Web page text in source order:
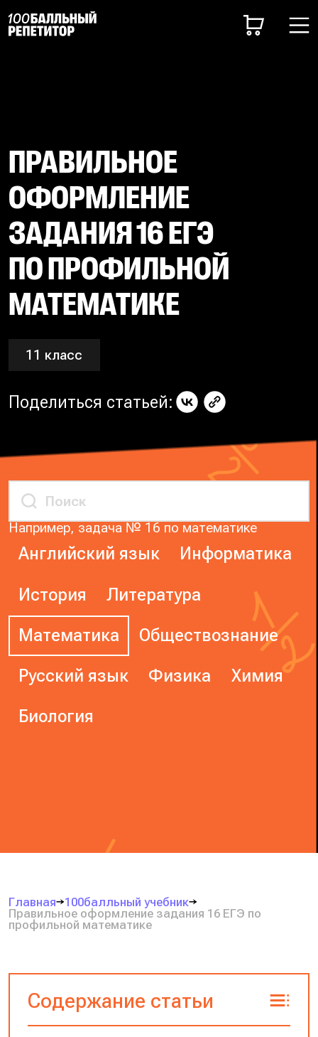
ПРАВИЛЬНОЕ
ОФОРМЛЕНИЕ
ЗАДАНИЯ 16 ЕГЭ
ПО ПРОФИЛЬНОЙ
МАТЕМАТИКЕ
11 класс
Поделиться статьей:
Например, задача № 16 по математике
Английский язык Информатика
История Литература
Математика Обществознание
Русский язык Физика Химия
Биология
Главная
100балльный учебник
Правильное оформление задания 16 ЕГЭ по
профильной математике
Содержание статьи